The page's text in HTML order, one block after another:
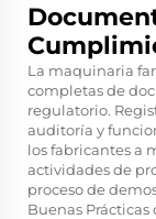
La maquinaria
completas de
regulatorio.
auditoría y
los fabricantes a
actividades de
proceso de
Buenas Prácticas